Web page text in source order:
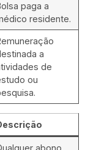
paga a
residente.
a
de
ou